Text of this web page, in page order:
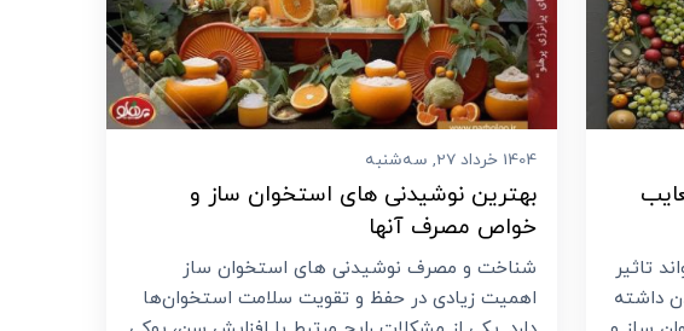
تاثیر
داشته
1404 خرداد 27, سه‌شنبه
بهترین نوشیدنی های استخوان ساز و
خواص مصرف آنها
شناخت و مصرف نوشیدنی‌ های استخوان ‌ساز
اهمیت زیادی در حفظ و تقویت سلامت استخوان‌ها